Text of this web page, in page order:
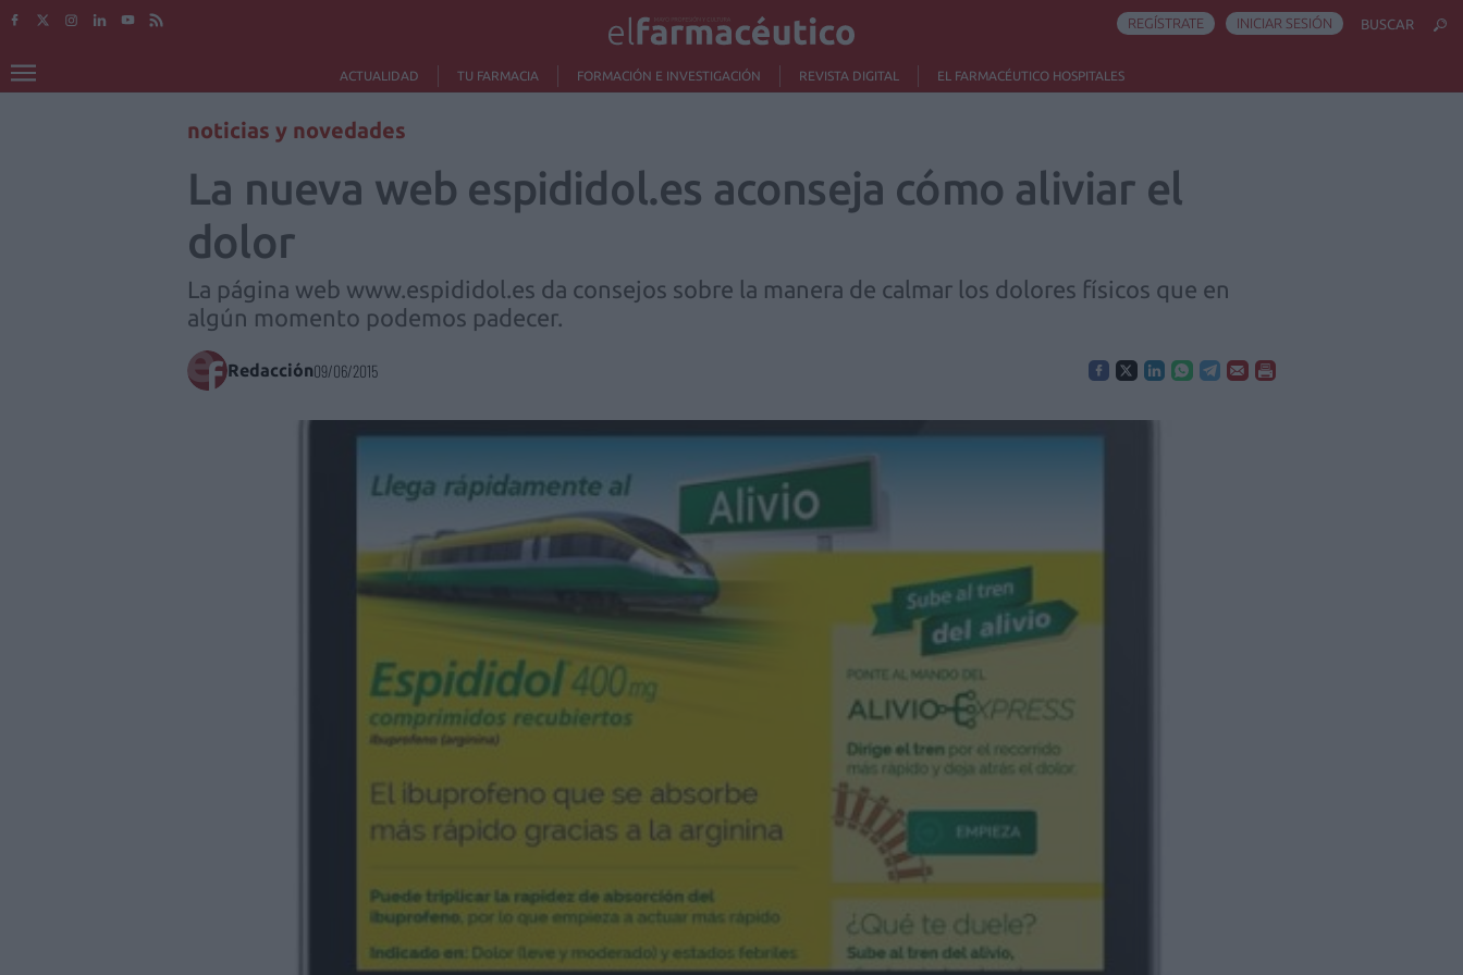
ACTUALIDAD TU FARMACIA FORMACIÓN E INVESTIGACIÓN REVISTA DIGITAL EL FARMACÉUTICO HOSPITALES
REGÍSTRATE INICIAR SESIÓN BUSCAR
noticias y novedades
La nueva web espididol.es aconseja cómo aliviar el
dolor
La página web www.espididol.es da consejos sobre la manera de calmar los dolores físicos que en
algún momento podemos padecer.
Redacción09/06/2015